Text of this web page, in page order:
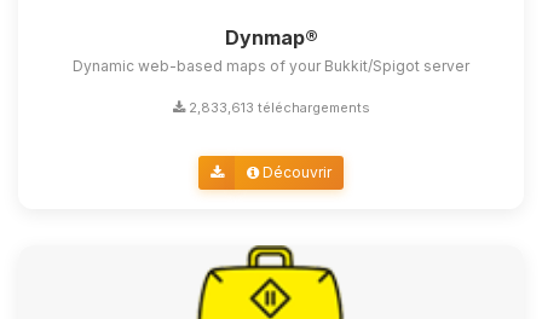
Dynmap®
Dynamic web-based maps of your Bukkit/Spigot server
2,833,613 téléchargements
Découvrir